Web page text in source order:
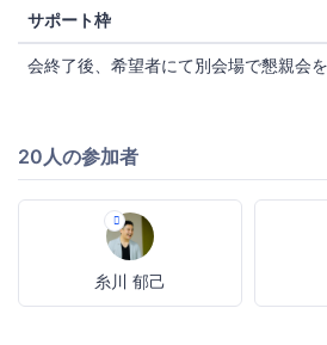
サポート枠
会終了後、希望者にて別会場で懇親会
20人の参加者
糸川 郁己